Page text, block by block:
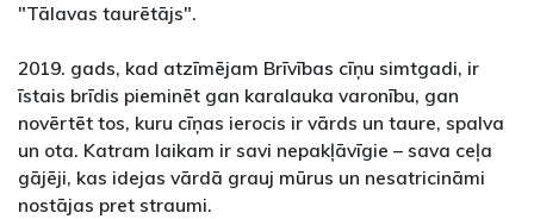
"Tālavas taurētājs".
2019. gads, kad atzīmējam Brīvības cīņu simtgadi, ir
īstais brīdis pieminēt gan karalauka varonību, gan
novērtēt tos, kuru cīņas ierocis ir vārds un taure, spalva
un ota. Katram laikam ir savi nepakļāvīgie – sava ceļa
gājēji, kas idejas vārdā grauj mūrus un nesatricināmi
nostājas pret straumi.